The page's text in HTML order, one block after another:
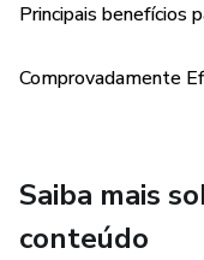
Principais benefícios
Comprovadamente
Saiba mais
conteúdo